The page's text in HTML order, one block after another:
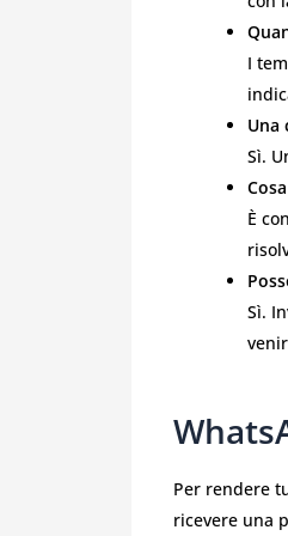
I
Una
Sì.
È
Sì.
Per rendere
ricevere una